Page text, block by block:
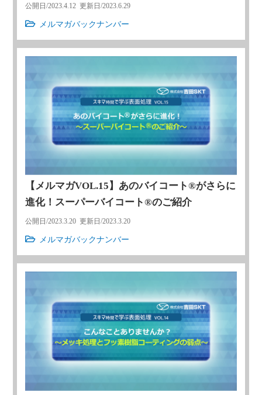
公開日/2023.4.12 更新日/2023.6.29
メルマガバックナンバー
【メルマガVOL.15】あのバイコート®がさらに
進化！スーパーバイコート®のご紹介
公開日/2023.3.20 更新日/2023.3.20
メルマガバックナンバー